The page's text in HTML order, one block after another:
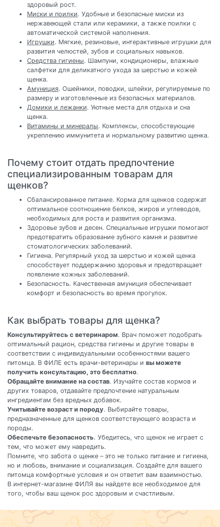
здоровый рост.
Миски и поилки. Удобные и безопасные миски из
нержавеющей стали или керамики, а также поилки с
автоматической системой наполнения.
Игрушки. Мягкие, резиновые, интерактивные игрушки для
развития челюстей, зубов и социальных навыков.
Средства гигиены. Шампуни, кондиционеры, влажные
салфетки для деликатного ухода за шерстью и кожей
щенка.
Амуниция. Ошейники, поводки, шлейки, регулируемые по
размеру и изготовленные из безопасных материалов.
Домики и лежанки. Уютные места для отдыха и сна
щенка.
Витамины и минералы. Комплексы, способствующие
укреплению иммунитета и нормальному развитию щенка.
Почему стоит отдать предпочтение
специализированным товарам для
щенков?
Сбалансированное питание. Корма для щенков содержат
оптимальное соотношение белков, жиров и углеводов,
необходимых для роста и развития организма.
Здоровье зубов и десен. Специальные игрушки помогают
предотвратить образование зубного камня и развитие
стоматологических заболеваний.
Гигиена. Регулярный уход за шерстью и кожей щенка
способствует поддержанию здоровья и предотвращает
появление кожных заболеваний.
Безопасность. Качественная амуниция обеспечивает
комфорт и безопасность во время прогулок.
Как выбрать товары для щенка?
Консультируйтесь с ветеринаром. Врач поможет подобрать
оптимальный рацион, средства гигиены и другие товары в
соответствии с индивидуальными особенностями вашего
питомца. В ФИЛЕ есть врачи-ветеринары и вы можете
получить консультацию, это бесплатно.
Обращайте внимание на состав. Изучайте состав кормов и
других товаров, отдавайте предпочтение натуральным
ингредиентам без вредных добавок.
Учитывайте возраст и породу. Выбирайте товары,
предназначенные для щенков соответствующего возраста и
породы.
Обеспечьте безопасность. Убедитесь, что щенок не играет с
тем, что может ему навредить.
Помните, что забота о щенке – это не только питание и гигиена,
но и любовь, внимание и социализация. Создайте для вашего
питомца комфортные условия и он ответит вам взаимностью.
В интернет-магазине ФИЛЯ вы найдете все необходимое для
того, чтобы ваш щенок рос здоровым и счастливым.